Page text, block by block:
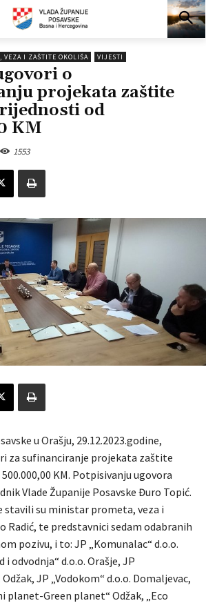
VEZA I ZAŠTITE OKOLIŠA VIJESTI
o
projekata zaštite
od
KM
1553
u Orašju, 29.12.2023.godine,
za sufinanciranje projekata zaštite
KM. Potpisivanju ugovora
Vlade Županije Posavske Đuro Topić.
stavili su ministar prometa, veza i
Radić, te predstavnici sedam odabranih
pozivu, i to: JP „Komunalac“ d.o.o.
i odvodnja“ d.o.o. Orašje, JP
Odžak, JP „Vodokom“ d.o.o. Domaljevac,
planet-Green planet“ Odžak, „Eco